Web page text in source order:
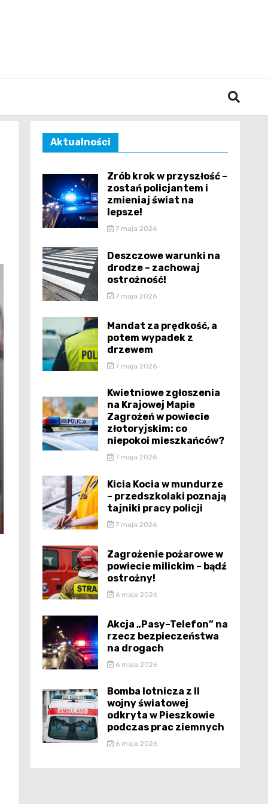
Aktualności
Zrób krok w przyszłość –
zostań policjantem i
zmieniaj świat na
lepsze!
7 maja 2026
Deszczowe warunki na
drodze – zachowaj
ostrożność!
7 maja 2026
Mandat za prędkość, a
potem wypadek z
drzewem
7 maja 2026
Kwietniowe zgłoszenia
na Krajowej Mapie
Zagrożeń w powiecie
złotoryjskim: co
niepokoi mieszkańców?
7 maja 2026
Kicia Kocia w mundurze
– przedszkolaki poznają
tajniki pracy policji
7 maja 2026
Zagrożenie pożarowe w
powiecie milickim – bądź
ostrożny!
6 maja 2026
Akcja „Pasy–Telefon” na
rzecz bezpieczeństwa
na drogach
6 maja 2026
Bomba lotnicza z II
wojny światowej
odkryta w Pieszkowie
podczas prac ziemnych
6 maja 2026